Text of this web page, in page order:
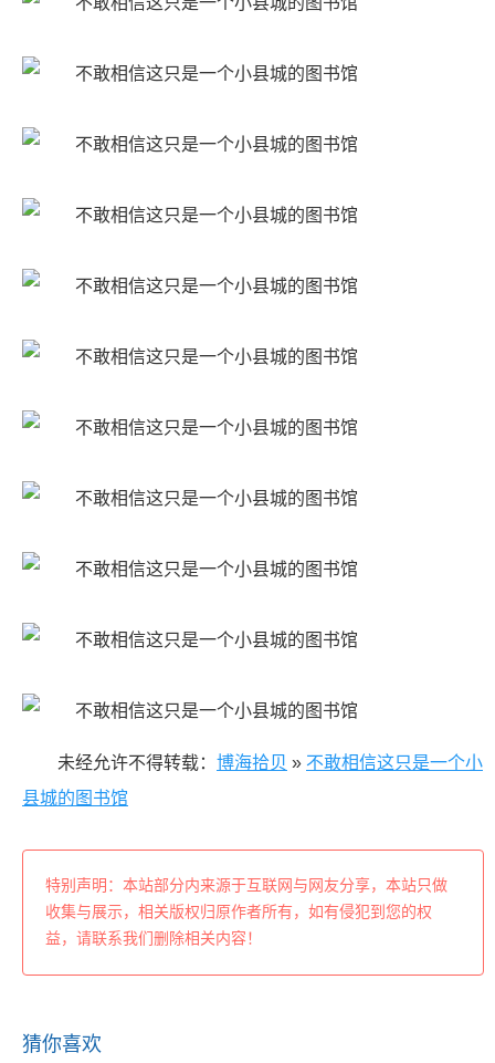
未经允许不得转载： 博海拾贝 » 不敢相信这只是一个小
县城的图书馆
特别声明：本站部分内来源于互联网与网友分享，本站只做
收集与展示，相关版权归原作者所有，如有侵犯到您的权
益，请联系我们删除相关内容！
猜你喜欢